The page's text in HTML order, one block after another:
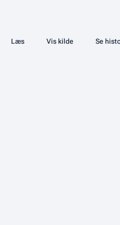
Visninger
Læs Vis kilde Se